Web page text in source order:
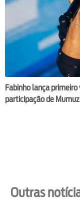
Fabinho lança primeiro
participação de
Outras